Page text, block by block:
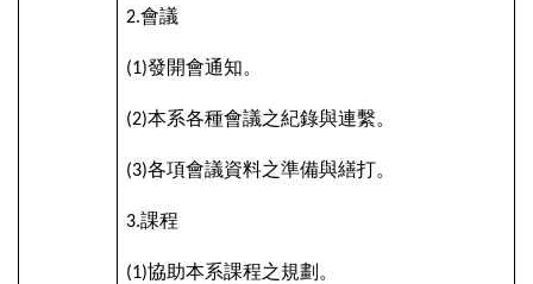
2.會議
(1)發開會通知。
(2)本系各種會議之紀錄與連繫。
(3)各項會議資料之準備與繕打。
3.課程
(1)協助本系課程之規劃。